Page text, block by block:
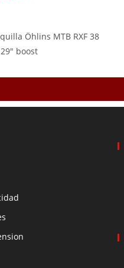
Öhlins MTB RXF 38
boost